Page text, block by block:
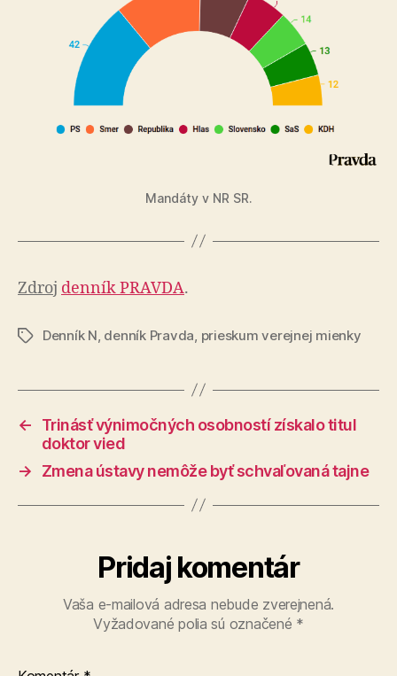
Mandáty v NR SR.
Zdroj denník PRAVDA.
ZnačkyDenník N denník Pravda prieskum verejnej mienky
←
Trinásť výnimočných osobností získalo titul
doktor vied
→
Zmena ústavy nemôže byť schvaľovaná tajne
Pridaj komentár
Vaša e-mailová adresa nebude zverejnená.
Vyžadované polia sú označené *